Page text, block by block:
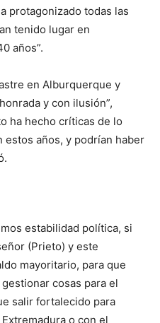
protagonizado todas las
tenido lugar en
años”.
en Alburquerque y
y con ilusión”,
ha hecho críticas de lo
años, y podrían haber
estabilidad política, si
(Prieto) y este
mayoritario, para que
cosas para el
salir fortalecido para
o con el